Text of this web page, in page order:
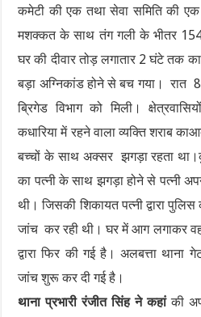
कमेटी की एक तथा सेवा समिति की
मशक्कत के साथ तंग गली के भीतर
घर की दीवार तोड़ लगातार 2 घंटे तक
बड़ा अग्निकांड होने से बच गया।
ब्रिगेड विभाग को मिली।
कधारिया में रहने वाला व्यक्ति शराब
बच्चों के साथ अक्सर झगड़ा रहता
का पत्नी के साथ झगड़ा होने से पत्नी
थी। जिसकी शिकायत पत्नी द्वारा
जांच कर रही थी। घर में आग लगाकर
द्वारा फिर की गई है। अलबत्ता थाना
जांच शुरू कर दी गई है।
थाना प्रभारी रंजीत सिंह ने कहांकी